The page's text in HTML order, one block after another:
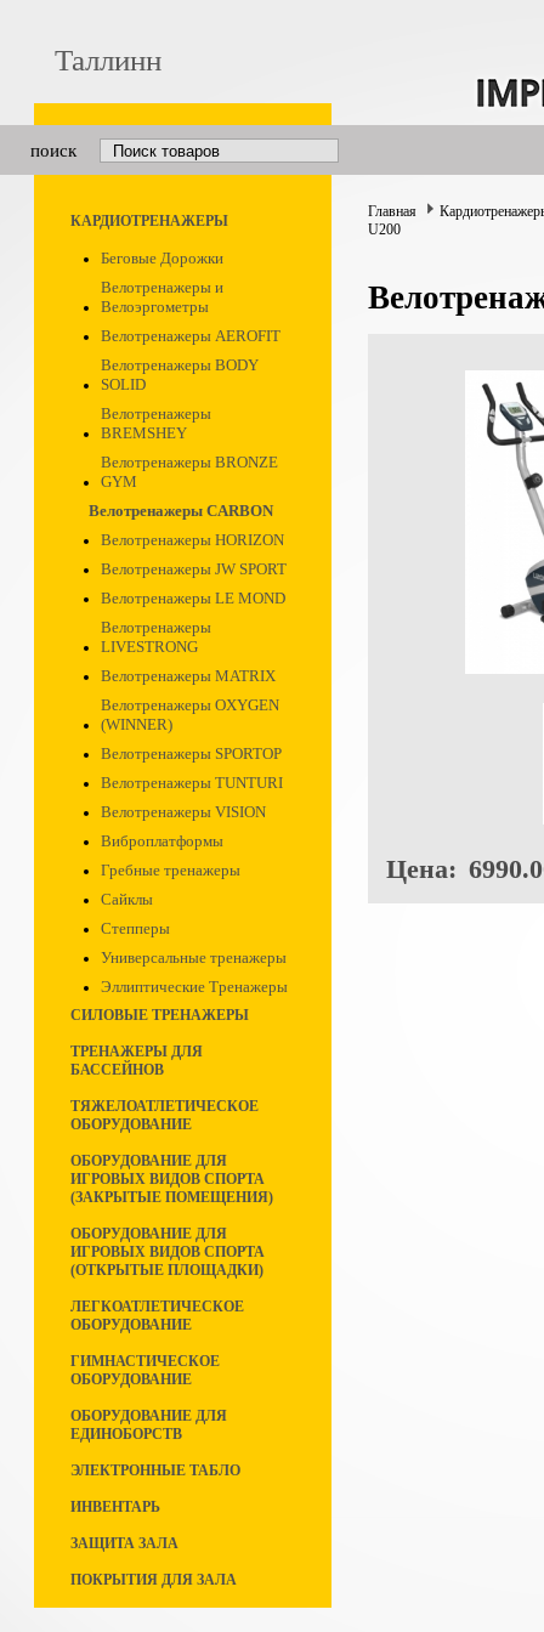
Таллинн
поиск
КАРДИОТРЕНАЖЕРЫ
Беговые Дорожки
Велотренажеры и
Велоэргометры
Велотренажеры AEROFIT
Велотренажеры BODY
SOLID
Велотренажеры
BREMSHEY
Велотренажеры BRONZE
GYM
Велотренажеры CARBON
Велотренажеры HORIZON
Велотренажеры JW SPORT
Велотренажеры LE MOND
Велотренажеры
LIVESTRONG
Велотренажеры MATRIX
Велотренажеры OXYGEN
(WINNER)
Велотренажеры SPORTOP
Велотренажеры TUNTURI
Велотренажеры VISION
Виброплатформы
Гребные тренажеры
Сайклы
Степперы
Универсальные тренажеры
Эллиптические Тренажеры
СИЛОВЫЕ ТРЕНАЖЕРЫ
ТРЕНАЖЕРЫ ДЛЯ
БАССЕЙНОВ
ТЯЖЕЛОАТЛЕТИЧЕСКОЕ
ОБОРУДОВАНИЕ
ОБОРУДОВАНИЕ ДЛЯ
ИГРОВЫХ ВИДОВ СПОРТА
(ЗАКРЫТЫЕ ПОМЕЩЕНИЯ)
ОБОРУДОВАНИЕ ДЛЯ
ИГРОВЫХ ВИДОВ СПОРТА
(ОТКРЫТЫЕ ПЛОЩАДКИ)
ЛЕГКОАТЛЕТИЧЕСКОЕ
ОБОРУДОВАНИЕ
ГИМНАСТИЧЕСКОЕ
ОБОРУДОВАНИЕ
ОБОРУДОВАНИЕ ДЛЯ
ЕДИНОБОРСТВ
ЭЛЕКТРОННЫЕ ТАБЛО
ИНВЕНТАРЬ
ЗАЩИТА ЗАЛА
ПОКРЫТИЯ ДЛЯ ЗАЛА
Главная
U200
Цена: